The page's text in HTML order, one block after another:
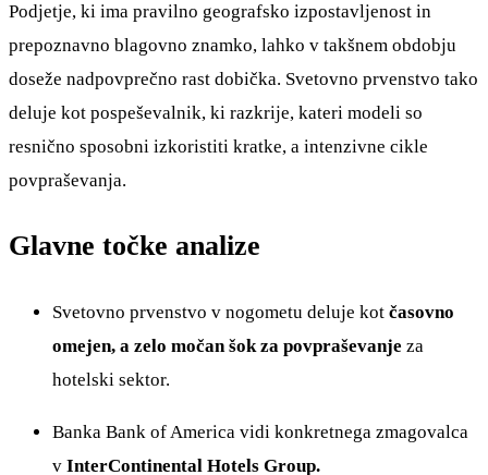
Podjetje, ki ima pravilno geografsko izpostavljenost in
prepoznavno blagovno znamko, lahko v takšnem obdobju
doseže nadpovprečno rast dobička. Svetovno prvenstvo tako
deluje kot pospeševalnik, ki razkrije, kateri modeli so
resnično sposobni izkoristiti kratke, a intenzivne cikle
povpraševanja.
Glavne točke analize
Svetovno prvenstvo v nogometu deluje kot časovno
omejen, a zelo močan šok za povpraševanje za
hotelski sektor.
Banka Bank of America vidi konkretnega zmagovalca
v InterContinental Hotels Group.